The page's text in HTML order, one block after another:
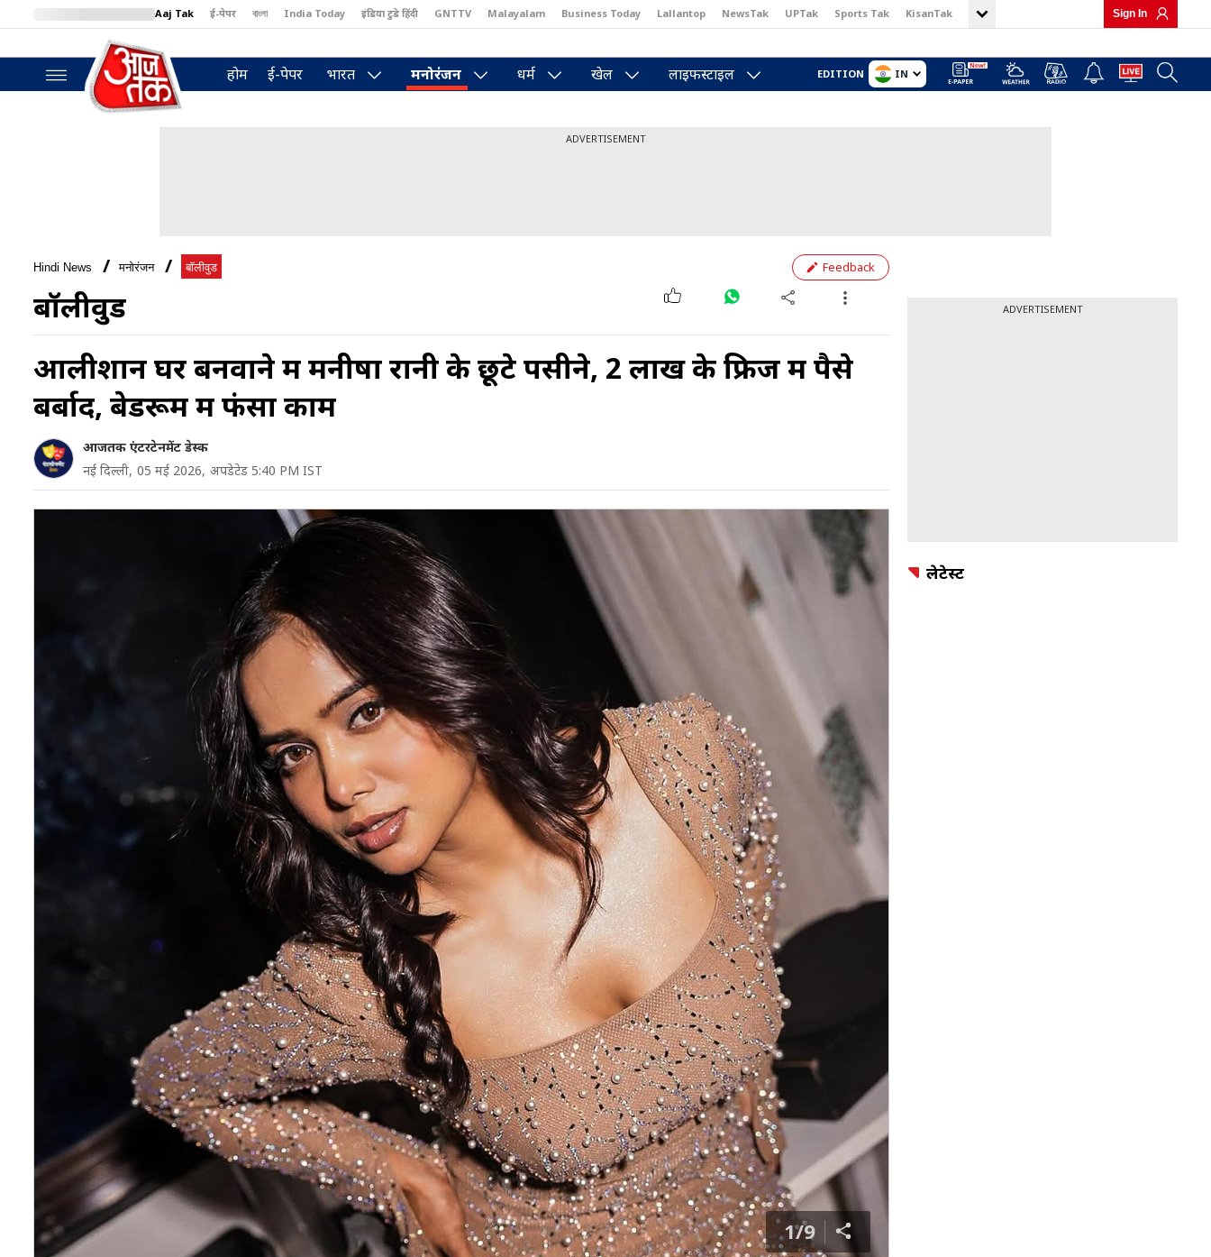
Aaj Tak ई-पेपर বাংলা India Today इंडिया टुडे हिंदी GNTTV Malayalam Business Today Lallantop NewsTak UPTak Sports Tak KisanTak
BT Bazaar
Sign In
होम ई-पेपर भारत मनोरंजन धर्म खेल लाइफस्टाइल EDITION IN
ADVERTISEMENT
Hindi News मनोरंजन बॉलीवुड Feedback
बॉलीवुड
आलीशान घर बनवाने में मनीषा रानी के छूटे पसीने, 2 लाख के फ्रि‍ज में पैसे
बर्बाद, बेडरूम में फंसा काम
आजतक एंटरटेनमेंट डेस्क
नई दिल्ली, 05 मई 2026, अपडेटेड 5:40 PM IST
1/9
ADVERTISEMENT
लेटेस्ट